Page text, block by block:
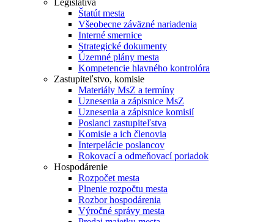
Legislatíva
Štatút mesta
Všeobecne záväzné nariadenia
Interné smernice
Strategické dokumenty
Územné plány mesta
Kompetencie hlavného kontrolóra
Zastupiteľstvo, komisie
Materiály MsZ a termíny
Uznesenia a zápisnice MsZ
Uznesenia a zápisnice komisií
Poslanci zastupiteľstva
Komisie a ich členovia
Interpelácie poslancov
Rokovací a odmeňovací poriadok
Hospodárenie
Rozpočet mesta
Plnenie rozpočtu mesta
Rozbor hospodárenia
Výročné správy mesta